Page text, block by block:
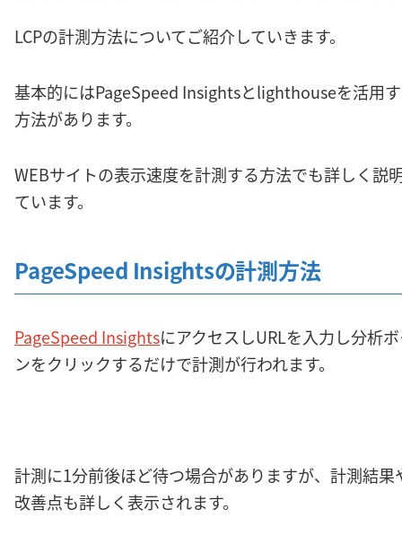
LCPの計測方法についてご紹介していきます。
基本的にはPageSpeed Insightsとlighthouseを活用
方法があります。
WEBサイトの表示速度を計測する方法でも詳しく説
ています。
PageSpeed Insightsの計測方法
PageSpeed InsightsにアクセスしURLを入力し分析
ンをクリックするだけで計測が行われます。
計測に1分前後ほど待つ場合がありますが、計測結果
改善点も詳しく表示されます。